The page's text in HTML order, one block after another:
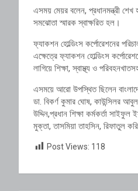
এসময় মেয়র বলেন, প্রধানমন্ত্রী শেখ
সমঝোতা স্মারক স্বাক্ষরিত হল।
ফ্যাকশন হোল্ডিংস কর্পোরেশনের
এক্ষেত্রে ফ্যাকশন হোল্ডিংস
লাগিয়ে শিক্ষা, স্বাস্থ্য ও
এসময়ে আরো উপস্থিত ছিলেন
ডা. বিকর্ণ কুমার ঘোষ, কাউন্সিলর
উদ্দিন,প্রধান শিক্ষা কর্মকর্তা
মুক্তা, তাসমিয়া তাহসিন, রিফাতুল
Post Views: 118